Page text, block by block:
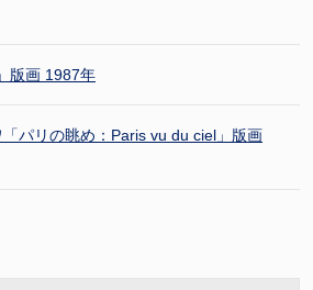
版画 1987年
パリの眺め：Paris vu du ciel」版画